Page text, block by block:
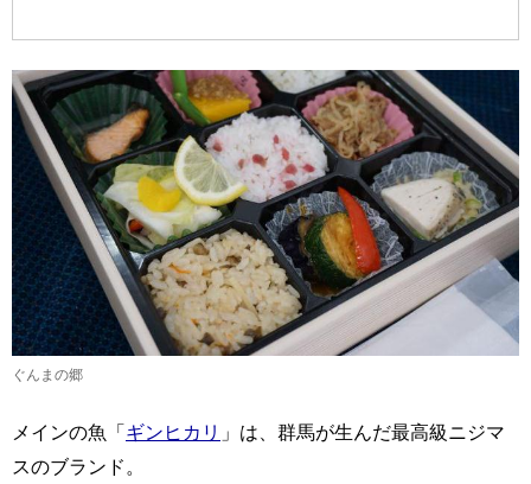
ぐんまの郷
メインの魚「ギンヒカリ 」は、群馬が生んだ最高級ニジマ
スのブランド。